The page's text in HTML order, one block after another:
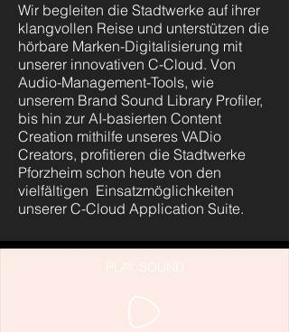
Wir begleiten die Stadtwerke auf ihrer
klangvollen Reise und unterstützen die
hörbare Marken-Digitalisierung mit
unserer innovativen C-Cloud. Von
Audio-Management-Tools, wie
unserem Brand Sound Library Profiler,
bis hin zur AI-basierten Content
Creation mithilfe unseres VADio
Creators, profitieren die Stadtwerke
Pforzheim schon heute von den
vielfältigen Einsatzmöglichkeiten
unserer C-Cloud Application Suite.
PLAY SOUND